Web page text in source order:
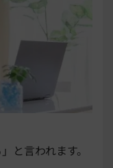
と言われます。